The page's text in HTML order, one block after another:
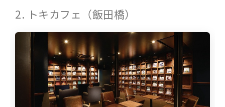
2. トキカフェ（飯田橋）